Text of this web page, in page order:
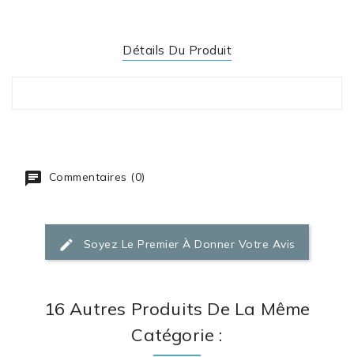
Détails Du Produit
Commentaires (0)
Soyez Le Premier À Donner Votre Avis
16 Autres Produits De La Même
Catégorie :